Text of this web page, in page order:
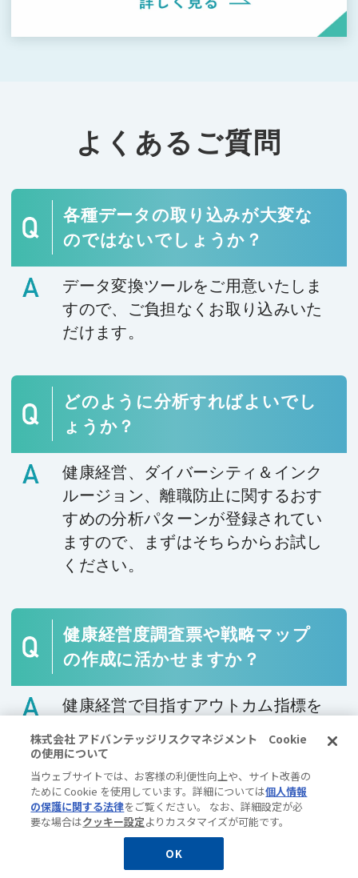
よくあるご質問
各種データの取り込みが大変な
のではないでしょうか？
データ変換ツールをご用意いたしま
すので、ご負担なくお取り込みいた
だけます。
どのように分析すればよいでし
ょうか？
健康経営、ダイバーシティ＆インク
ルージョン、離職防止に関するおす
すめの分析パターンが登録されてい
ますので、まずはそちらからお試し
ください。
健康経営度調査票や戦略マップ
の作成に活かせますか？
健康経営で目指すアウトカム指標を
合わせて分析することができるの
で、より効率的に効果の高い課題を
捉えることにつながります。自社の
戦略マップを描く上で根拠になる情
報を得られることがDXPの強みで
株式会社 アドバンテッジリスクマネジメント Cookie
の使用について
当ウェブサイトでは、お客様の利便性向上や、サイト改善の
ために Cookie を使用しています。詳細については個人情報
の保護に関する法律をご覧ください。 なお、詳細設定が必
要な場合はクッキー設定よりカスタマイズが可能です。
OK